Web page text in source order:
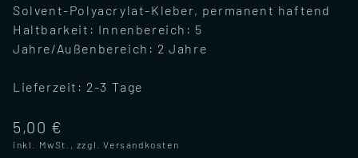
Solvent-Polyacrylat-Kleber, permanent haftend
Haltbarkeit: Innenbereich: 5
Jahre/Außenbereich: 2 Jahre
Lieferzeit: 2-3 Tage
5,00 €
inkl. MwSt., zzgl.Versandkosten